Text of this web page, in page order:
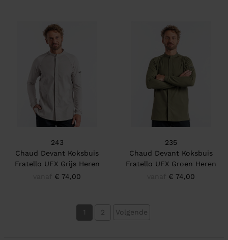
243
Chaud Devant Koksbuis
Fratello UFX Grijs Heren
€ 74,00
235
Chaud Devant Koksbuis
Fratello UFX Groen Heren
€ 74,00
1 2 Volgende